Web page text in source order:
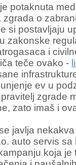
potaknuta
zgrada o
si postavljaju
zakonske
i
teče ovako -
ev u
zgrade
zato imaš i
javlja
auto servis
koja